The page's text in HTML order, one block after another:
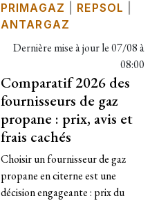
PRIMAGAZ
REPSOL
ANTARGAZ
Dernière mise à jour le07/08 à
08:00
Comparatif 2026 des
fournisseurs de gaz
propane : prix, avis et
frais cachés
Choisir un fournisseur de gaz
propane en citerne est une
décision engageante : prix du